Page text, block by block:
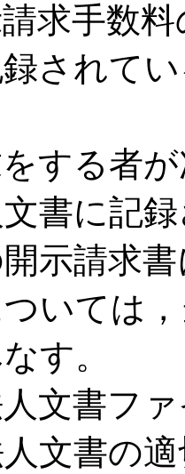
求手数
されて
する者
書に記
示請求
いては
す。
書ファ
文書の